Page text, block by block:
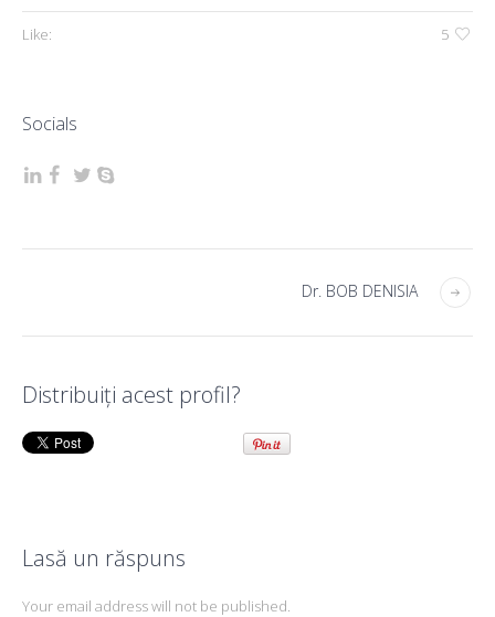
Like: 5
Socials
Dr. BOB DENISIA
Distribuiţi acest profil?
Lasă un răspuns
Your email address will not be published.